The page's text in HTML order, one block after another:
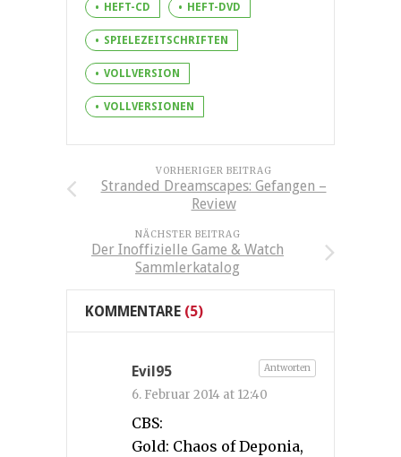
HEFT-CD HEFT-DVD
SPIELEZEITSCHRIFTEN
VOLLVERSION
VOLLVERSIONEN
VORHERIGER BEITRAG
Stranded Dreamscapes: Gefangen –
Review
NÄCHSTER BEITRAG
Der Inoffizielle Game & Watch
Sammlerkatalog
KOMMENTARE (5)
Evil95
6. Februar 2014 at 12:40
CBS:
Gold: Chaos of Deponia,
Antworten